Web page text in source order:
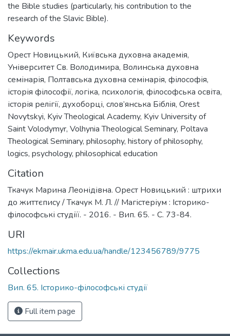
the Bible studies (particularly, his contribution to the
research of the Slavic Bible).
Keywords
Орест Новицький, Київська духовна академія,
Університет Св. Володимира, Волинська духовна
семінарія, Полтавська духовна семінарія, філософія,
історія філософії, логіка, психологія, філософська освіта,
історія релігії, духоборці, слов’янська Біблія, Orest
Novytskyi, Kyiv Theological Academy, Kyiv University of
Saint Volodymyr, Volhynia Theological Seminary, Poltava
Theological Seminary, philosophy, history of philosophy,
logics, psychology, philosophical education
Citation
Ткачук Марина Леонідівна. Орест Новицький : штрихи
до життєпису / Ткачук М. Л. // Магістеріум : Історико-
філософські студіїї. - 2016. - Вип. 65. - С. 73-84.
URI
https://ekmair.ukma.edu.ua/handle/123456789/9775
Collections
Вип. 65. Історико-філософські студії
Full item page